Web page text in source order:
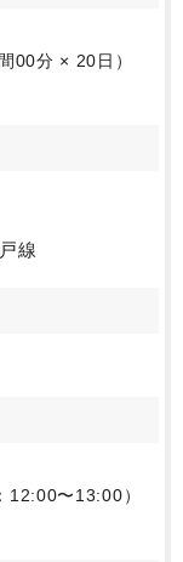
00分 × 20日）
線
〜13:00）